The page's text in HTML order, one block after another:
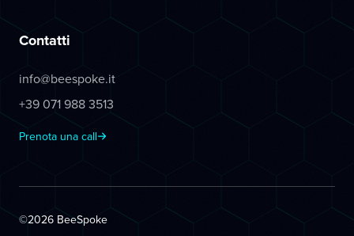
Contatti
info@beespoke.it
+39 071 988 3513
Prenota una call
©2026 BeeSpoke